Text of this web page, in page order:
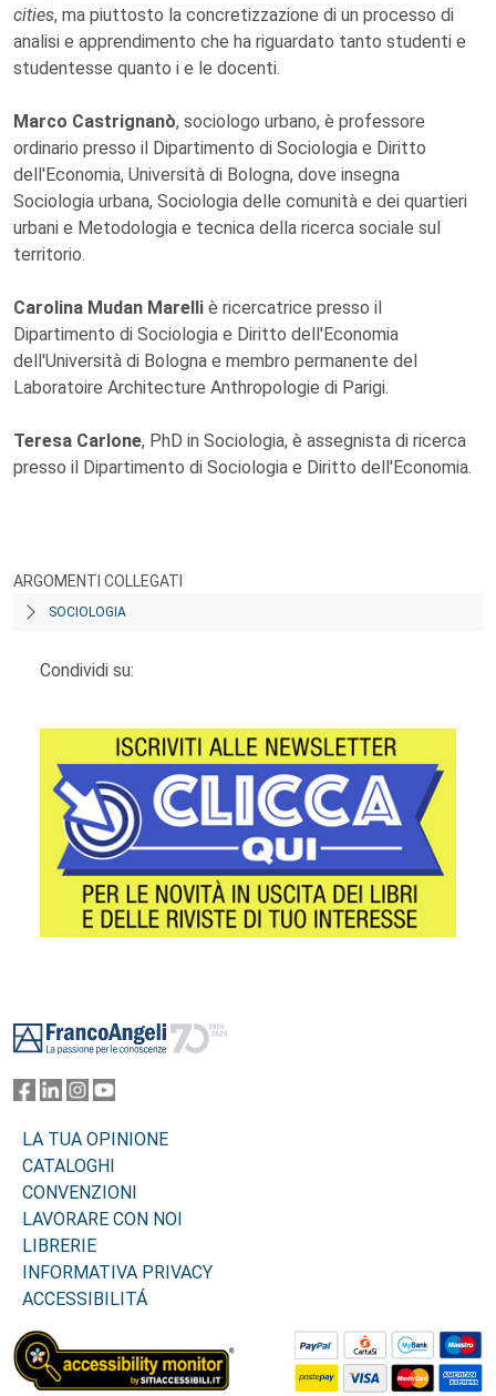
cities, ma piuttosto la concretizzazione di un processo di
analisi e apprendimento che ha riguardato tanto studenti e
studentesse quanto i e le docenti.
Marco Castrignanò, sociologo urbano, è professore
ordinario presso il Dipartimento di Sociologia e Diritto
dell'Economia, Università di Bologna, dove insegna
Sociologia urbana, Sociologia delle comunità e dei quartieri
urbani e Metodologia e tecnica della ricerca sociale sul
territorio.
Carolina Mudan Marelli è ricercatrice presso il
Dipartimento di Sociologia e Diritto dell'Economia
dell'Università di Bologna e membro permanente del
Laboratoire Architecture Anthropologie di Parigi.
Teresa Carlone, PhD in Sociologia, è assegnista di ricerca
presso il Dipartimento di Sociologia e Diritto dell'Economia.
ARGOMENTI COLLEGATI
SOCIOLOGIA
Condividi su:
LA TUA OPINIONE
CATALOGHI
CONVENZIONI
LAVORARE CON NOI
LIBRERIE
INFORMATIVA PRIVACY
ACCESSIBILITÁ